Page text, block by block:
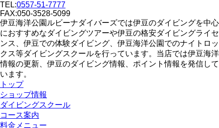
TEL:0557-51-7777
FAX:050-3528-5099
伊豆海洋公園ルビーナダイバーズでは伊豆のダイビングを中心
におすすめなダイビングツアーや伊豆の格安ダイビングライセ
ンス、伊豆での体験ダイビング、伊豆海洋公園でのナイトロッ
クス等ダイビングスクールを行っています。当店では伊豆海洋
情報の更新、伊豆のダイビング情報、ポイント情報を発信して
います。
トップ
ショップ情報
ダイビングスクール
コース案内
料金メニュー